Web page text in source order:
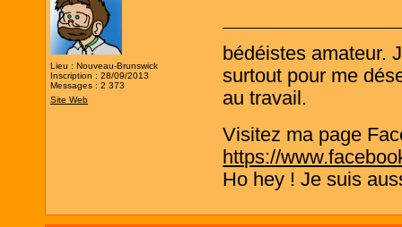
Lieu : Nouveau-Brunswick
Inscription : 28/09/2013
Messages : 2 373
Site Web
bédéistes amateur.
surtout pour me
au travail.
Visitez ma page
https://
Ho hey ! Je suis